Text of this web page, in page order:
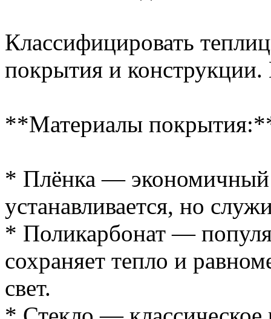
Классифицировать
покрытия и
**Материалы
* Плёнка — экономичный
устанавливается, но
* Поликарбонат —
сохраняет тепло и
свет.